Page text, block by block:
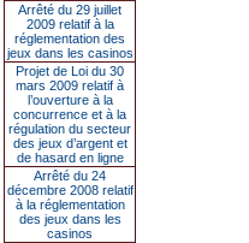
Arrêté du 29 juillet
2009 relatif à la
réglementation des
jeux dans les casinos
Projet de Loi du 30
mars 2009 relatif à
l’ouverture à la
concurrence et à la
régulation du secteur
des jeux d’argent et
de hasard en ligne
Arrêté du 24
décembre 2008 relatif
à la réglementation
des jeux dans les
casinos